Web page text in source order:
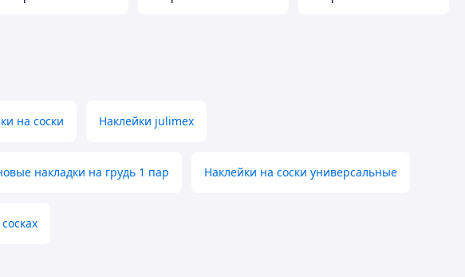
на соски Наклейки julimex
накладки на грудь 1 пар Наклейки на соски универсальные